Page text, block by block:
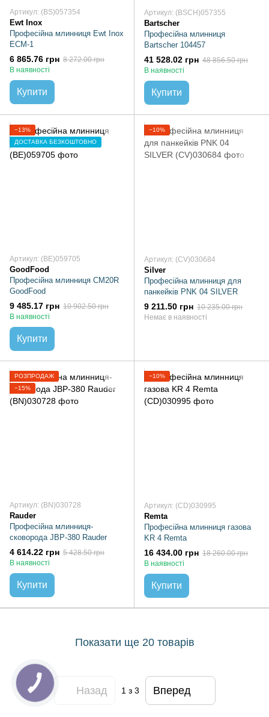
Артикул: (BS)057354
Ewt Inox
Професійна млинниця Ewt Inox
ECM-1
6 865.76 грн 8 272.00 грн
В наявності
Купити
Артикул: (BSCH)057355
Bartscher
Професійна млинниця
Bartscher 104457
41 528.02 грн 48 856.50 грн
В наявності
Купити
−13%
ДОСТАВКА БЕЗКОШТОВНО
Артикул: (BE)059705
GoodFood
Професійна млинниця CM20R
GoodFood
9 485.17 грн 10 902.50 грн
В наявності
Купити
−10%
Артикул: (CV)030684
Silver
Професійна млинниця для
панкейків PNK 04 SILVER
9 211.50 грн 10 235.00 грн
Немає в наявності
РОЗПРОДАЖ
−15%
Артикул: (BN)030728
Rauder
Професійна млинниця-
сковорода JBP-380 Rauder
4 614.22 грн 5 428.50 грн
В наявності
Купити
−10%
Артикул: (CD)030995
Remta
Професійна млинниця газова
KR 4 Remta
16 434.00 грн 18 260.00 грн
В наявності
Купити
Показати ще 20 товарів
Назад 1з 3 Вперед